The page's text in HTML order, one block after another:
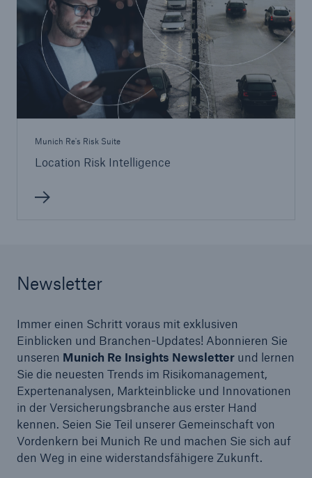
Munich Re's Risk Suite
Location Risk Intelligence
Newsletter
Immer einen Schritt voraus mit exklusiven
Einblicken und Branchen-Updates! Abonnieren Sie
unseren Munich Re Insights Newsletterund lernen
Sie die neuesten Trends im Risikomanagement,
Expertenanalysen, Markteinblicke und Innovationen
in der Versicherungsbranche aus erster Hand
kennen. Seien Sie Teil unserer Gemeinschaft von
Vordenkern bei Munich Re und machen Sie sich auf
den Weg in eine widerstandsfähigere Zukunft.